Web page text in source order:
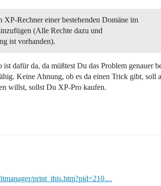
XP-Rechner einer bestehenden Domäne im
(Alle Rechte dazu und
ist vorhanden).
dafür da, da müßtest Du das Problem genauer
Keine Ahnung, ob es da einen Trick gibt, soll
willst, sollst Du XP-Pro kaufen.
print_this.htm?pid=210…